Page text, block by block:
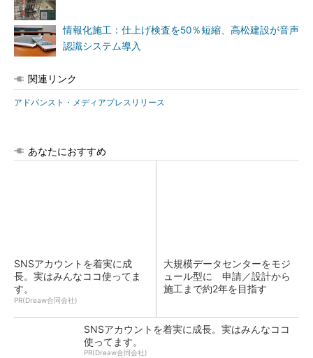
情報化施工：仕上げ検査を50％短縮、高松建設が音声
認識システム導入
関連リンク
アドバンスト・メディアプレスリリース
あなたにおすすめ
SNSアカウントを着実に成
長。実はみんなココ使ってま
す。
PR(Dreaw合同会社)
大規模データセンターをモジ
ュール型に 申請／設計から
施工まで約2年を目指す
SNSアカウントを着実に成長。実はみんなココ
使ってます。
PR(Dreaw合同会社)